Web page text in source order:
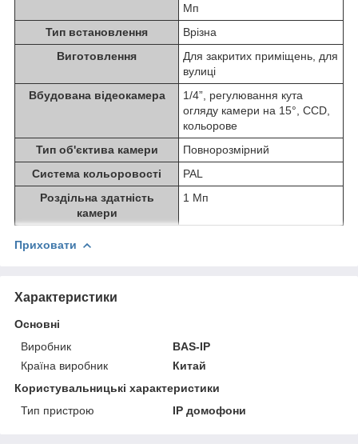
Мп
Тип встановлення
Врізна
Виготовлення
Для закритих приміщень, для
вулиці
Вбудована відеокамера
1/4”, регулювання кута
огляду камери на 15°, CCD,
кольорове
Тип об'єктива камери
Повнорозмірний
Система кольоровості
PAL
Роздільна здатність
камери
1 Мп
Приховати
Характеристики
Основні
Виробник
BAS-IP
Країна виробник
Китай
Користувальницькі характеристики
Тип пристрою
IP домофони